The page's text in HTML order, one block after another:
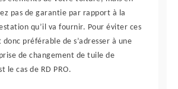
pas de garantie par rapport à la
qu’il va fournir. Pour éviter ces
préférable de s’adresser à une
de changement de tuile de
le cas de RD PRO.